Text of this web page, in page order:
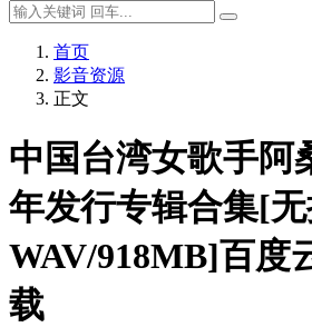
首页
影音资源
正文
中国台湾女歌手阿
年发行专辑合集[
WAV/918MB]百度
载